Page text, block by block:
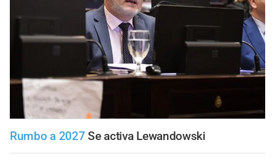
Rumbo a 2027 Se activa Lewandowski